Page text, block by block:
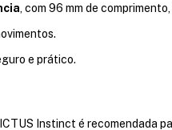
, com 96 mm de
e prático.
Instinct é recomendada